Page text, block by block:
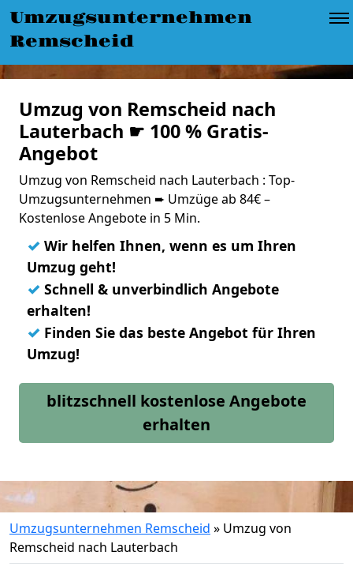
Umzugsunternehmen
Remscheid
Umzug von Remscheid nach
Lauterbach ☛ 100 % Gratis-
Angebot
Umzug von Remscheid nach Lauterbach : Top-
Umzugsunternehmen ➨ Umzüge ab 84€ –
Kostenlose Angebote in 5 Min.
✓ Wir helfen Ihnen, wenn es um Ihren
Umzug geht!
✓ Schnell & unverbindlich Angebote
erhalten!
✓ Finden Sie das beste Angebot für Ihren
Umzug!
blitzschnell kostenlose Angebote
erhalten
Umzugsunternehmen Remscheid » Umzug von
Remscheid nach Lauterbach